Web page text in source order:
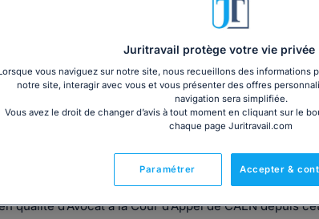
COORDONNÉES
Droit Economique, Maître Christine BAUGÉ est
qualité d’Avocat à la Cour d’Appel de CAEN depuis
Juritravail protège votre vie privée
vous naviguez sur notre site, nous recueillons des informations
notre site, interagir avec vous et vous présenter des offres
navigation sera simplifiée.
Vous avez le droit de changer d’avis à tout moment en cliquant sur le
chaque page Juritravail.com
Accepter &
Paramétrer